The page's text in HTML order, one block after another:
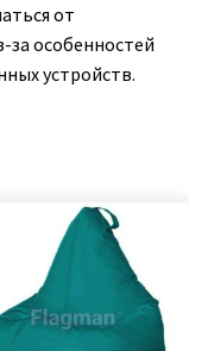
от
за особенностей
устройств.